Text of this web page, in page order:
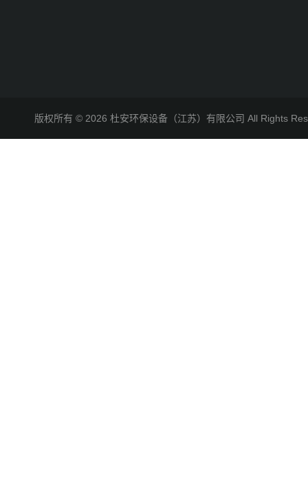
版权所有 © 2026 杜安环保设备（江苏）有限公司 All Rights